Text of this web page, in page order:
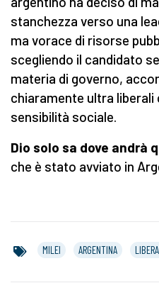
stanchezza verso una
ma vorace di risorse
scegliendo il candidato
materia di governo,
chiaramente ultra
sensibilità sociale.
Dio solo sa dove andrà
che è stato avviato in
MILEI ARGENTINA